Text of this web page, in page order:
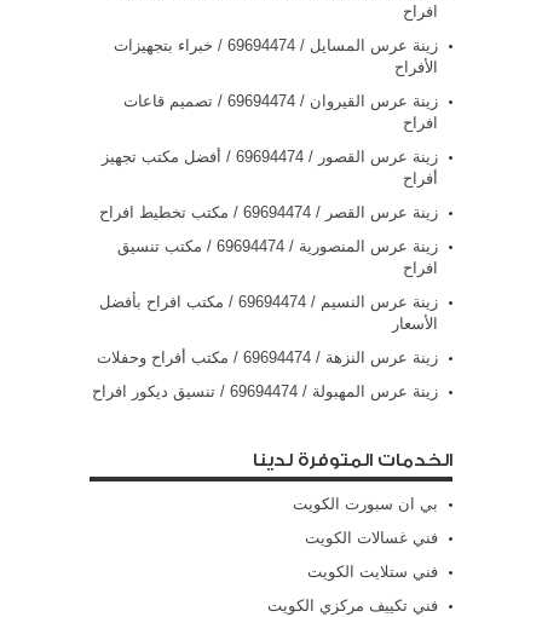
افراح
زينة عرس المسايل / 69694474 / خبراء بتجهيزات
الأفراح
زينة عرس القيروان / 69694474 / تصميم قاعات
افراح
زينة عرس القصور / 69694474 / أفضل مكتب تجهيز
أفراح
زينة عرس القصر / 69694474 / مكتب تخطيط افراح
زينة عرس المنصورية / 69694474 / مكتب تنسيق
افراح
زينة عرس النسيم / 69694474 / مكتب افراح بأفضل
الأسعار
زينة عرس النزهة / 69694474 / مكتب أفراح وحفلات
زينة عرس المهبولة / 69694474 / تنسيق ديكور افراح
الخدمات المتوفرة لدينا
بي ان سبورت الكويت
فني غسالات الكويت
فني ستلايت الكويت
فني تكييف مركزي الكويت